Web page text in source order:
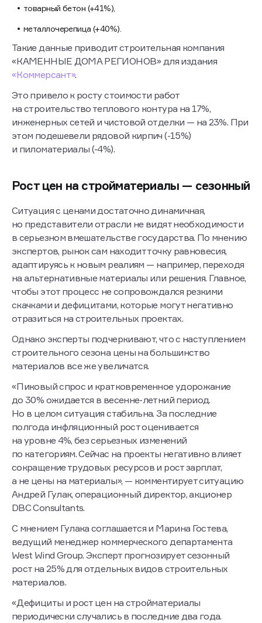
товарный бетон (+41%),
металлочерепица (+40%).
Такие данные приводит строительная компания
«КАМЕННЫЕ ДОМА РЕГИОНОВ» для издания
«Коммерсант».
Это привело к росту стоимости работ
на строительство теплового контура на 17%,
инженерных сетей и чистовой отделки — на 23%. При
этом подешевели рядовой кирпич (-15%)
и пиломатериалы (-4%).
Рост цен на стройматериалы — сезонный
Ситуация с ценами достаточно динамичная,
но представители отрасли не видят необходимости
в серьезном вмешательстве государства. По мнению
экспертов, рынок сам находит точку равновесия,
адаптируясь к новым реалиям — например, переходя
на альтернативные материалы или решения. Главное,
чтобы этот процесс не сопровождался резкими
скачками и дефицитами, которые могут негативно
отразиться на строительных проектах.
Однако эксперты подчеркивают, что с наступлением
строительного сезона цены на большинство
материалов все же увеличатся.
«Пиковый спрос и кратковременное удорожание
до 30% ожидается в весенне-летний период.
Но в целом ситуация стабильна. За последние
полгода инфляционный рост оценивается
на уровне 4%, без серьезных изменений
по категориям. Сейчас на проекты негативно влияет
сокращение трудовых ресурсов и рост зарплат,
а не цены на материалы», — комментирует ситуацию
Андрей Гулак, операционный директор, акционер
DBC Consultants.
С мнением Гулака соглашается и Марина Гостева,
ведущий менеджер коммерческого департамента
West Wind Group. Эксперт прогнозирует сезонный
рост на 25% для отдельных видов строительных
материалов.
«Дефициты и рост цен на стройматериалы
периодически случались в последние два года.